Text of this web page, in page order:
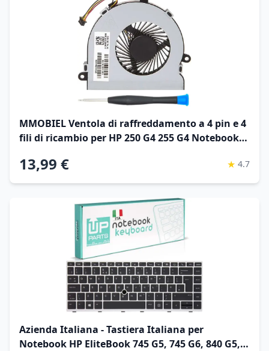
MMOBIEL Ventola di raffreddamento a 4 pin e 4
fili di ricambio per HP 250 G4 255 G4 Notebook
Cacciavite
13,99 € ★ 4.7
Azienda Italiana - Tastiera Italiana per
Notebook HP EliteBook 745 G5, 745 G6, 840 G5,